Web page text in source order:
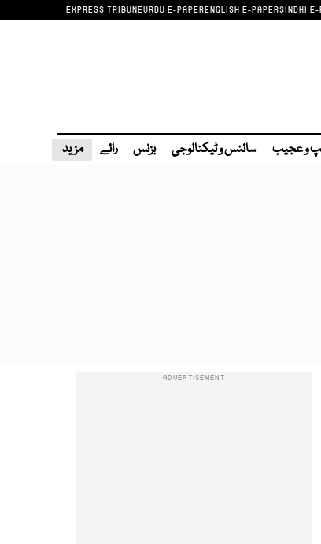
EXPRESS TRIBUNEURDU E-PAPERENGLISH E-PAPERSINDHI E-
و عجیب سائنس و ٹیکنالوجی بزنس رائے مزید